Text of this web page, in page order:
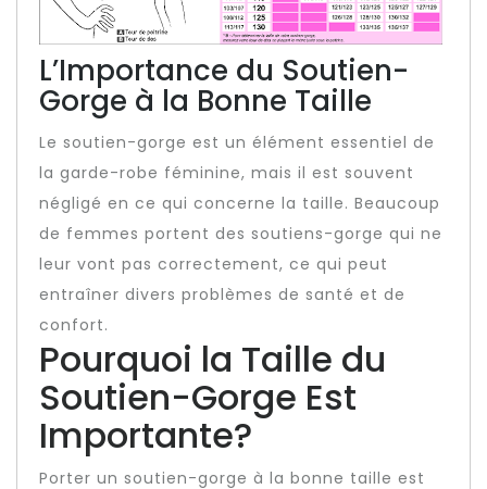
L’Importance du Soutien-
Gorge à la Bonne Taille
Le soutien-gorge est un élément essentiel de
la garde-robe féminine, mais il est souvent
négligé en ce qui concerne la taille. Beaucoup
de femmes portent des soutiens-gorge qui ne
leur vont pas correctement, ce qui peut
entraîner divers problèmes de santé et de
confort.
Pourquoi la Taille du
Soutien-Gorge Est
Importante?
Porter un soutien-gorge à la bonne taille est